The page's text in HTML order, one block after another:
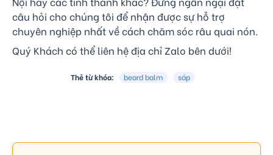
câu hỏi cho chúng tôi để nhận được sự hỗ trợ
chuyên nghiệp nhất về cách chăm sóc râu quai nón.
Quý Khách có thể liên hệ địa chỉ Zalo bên dưới!
Thẻ từ khóa: beard balm sáp